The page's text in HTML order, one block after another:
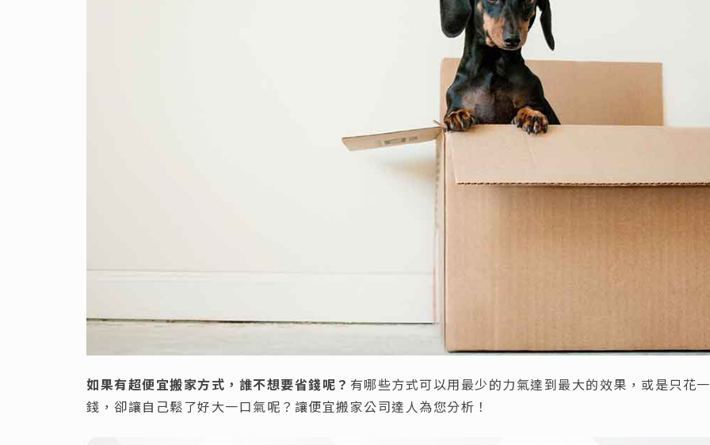
如果有超便宜搬家方式，誰不想要省錢呢？ 有哪些方式可以用最少的力氣達到最大的效果，或是只花
錢，卻讓自己鬆了好大一口氣呢？讓便宜搬家公司達人為您分析！